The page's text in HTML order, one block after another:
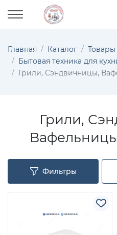
Главная Каталог
Товары
Бытовая техника для
Грили, Сэндвичницы,
Грили,
Фильтры